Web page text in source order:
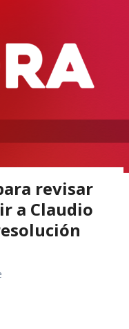
revisar
a Claudio